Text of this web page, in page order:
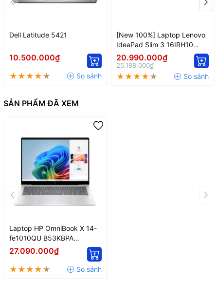
Dell Latitude 5421
10.500.000₫
[New 100%] Laptop Lenovo
IdeaPad Slim 3 16IRH10
83K20001VN /
83K20004VN - Intel Core i7-
13620H | 16 inch Full HD+
20.990.000₫
25.188.000₫
SẢN PHẨM ĐÃ XEM
Laptop HP OmniBook X 14-
fe1010QU B53KBPA
(Snapdragon X Plus X1P-42-
100/ 16GB/ 512GB SSD/
14.0inch 2.2K Touch/ Win 11/
27.090.000₫